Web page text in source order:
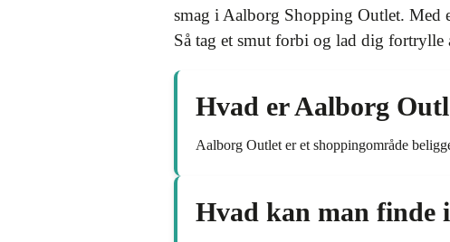
smag i Aalborg Shopping Outlet. Med
Så tag et smut forbi og lad dig fortrylle
Hvad er Aalborg
Aalborg Outlet er et shoppingområde
Hvad kan man finde